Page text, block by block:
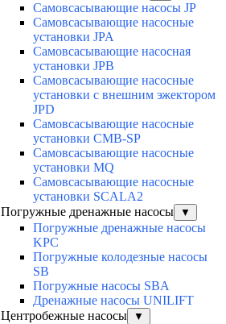
Самовсасывающие насосы JP
Самовсасывающие насосные
установки JPA
Самовсасывающие насосная
установки JPB
Самовсасывающие насосные
установки с внешним эжектором
JPD
Самовсасывающие насосные
установки CMB-SP
Самовсасывающие насосные
установки MQ
Cамовсасывающие насосные
установки SCALA2
Погружные дренажные насосы
▼
Погружные дренажные насосы
KPC
Погружные колодезные насосы
SB
Погружные насосы SBA
Дренажные насосы UNILIFT
Центробежные насосы
▼